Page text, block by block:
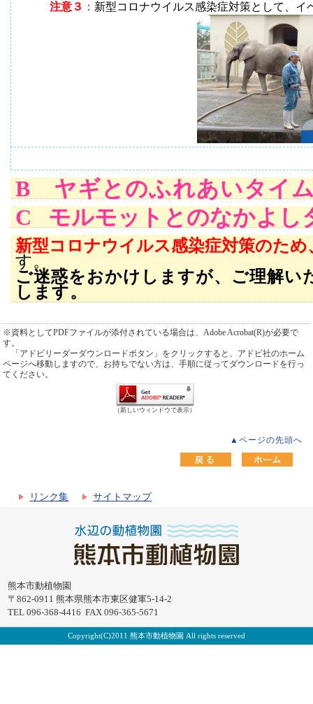
注意３ ： 新型コロナウイルス感染症対策として、
B ヤギとのふれあいタイ
C モルモットとのなかよし
新型コロナウイルス感染症対策のため
す
ご迷惑をおかけしますが、ご理解い
します。
※資料としてPDFファイルが添付されている場合は、Adobe Acrobat(R)が必要で
す。
「アドビリーダーダウンロードボタン」をクリックすると、アドビ社のホーム
ページへ移動しますので、お持ちでない方は、手順に従ってダウンロードを行っ
てください。
（新しいウィンドウで表示）
▲ページの先頭へ
リンク集 サイトマップ
熊本市動植物園
〒862-0911 熊本県熊本市東区健軍5-14-2
TEL 096-368-4416 FAX 096-365-5671
Copyright(C)2011 熊本市動植物園 All rights reserved